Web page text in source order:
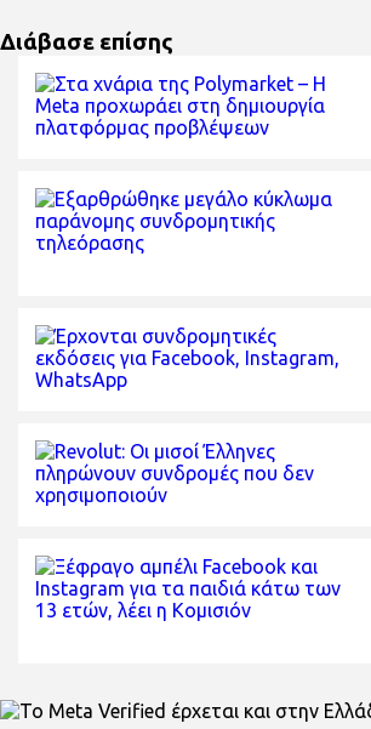
Διάβασε επίσης